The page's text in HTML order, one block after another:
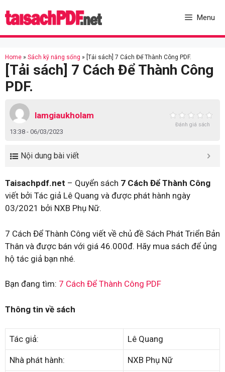
to
Menu
Home » Sách kỹ năng sống » [Tải sách] 7 Cách Để Thành Công PDF.
[Tải sách] 7 Cách Để Thành Công
PDF.
lamgiaukholam
13:38 - 06/03/2023
Đánh giá sách
Nội dung bài viết
Taisachpdf.net – Quyển sách 7 Cách Để Thành Công
viết bởi Tác giả Lê Quang và được phát hành ngày
03/2021 bởi NXB Phụ Nữ.
7 Cách Để Thành Công viết về chủ đề Sách Phát Triển Bản
Thân và được bán với giá 46.000đ. Hãy mua sách để ủng
hộ tác giả bạn nhé.
Bạn đang tìm: 7 Cách Để Thành Công PDF
Thông tin về sách
Tác giả: Lê Quang
Nhà phát hành: NXB Phụ Nữ